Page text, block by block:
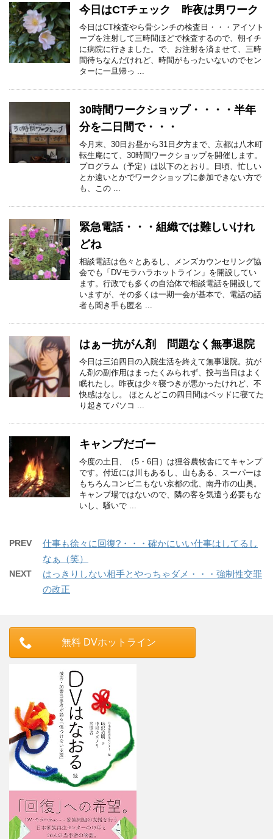
今日はCTチェック 昨夜は男ワーク
今日はCT検査やら骨シンチの検査日・・・アイソト
ープを注射して三時間ほどで検査するので、朝イチ
に病院に行きました。で、お注射を済ませて、三時
間待ちなんだけれど、時間がもったいないのでセン
ターに一旦帰っ ...
30時間ワークショップ・・・・半年
分を二日間で・・・
今月末、30日お昼から31日夕方まで、京都は八木町
転生庵にて、30時間ワークショップを開催します。
プログラム（予定）は以下のとおり。日頃、忙しい
とか遠いとかでワークショップに参加できない方で
も、この ...
緊急電話・・・組織では難しいけれ
どね
相談電話は色々とあるし、メンズカウンセリング協
会でも「DVモラハラホットライン」を開設してい
ます。行政でも多くの自治体で相談電話を開設して
いますが、その多くは一期一会が基本で、電話の話
者も聞き手も匿名 ...
はぁー抗がん剤 問題なく無事退院
今日は三泊四日の入院生活を終えて無事退院。抗が
ん剤の副作用はまったくみられず、投与当日はよく
眠れたし。昨夜は少々寝つきが悪かったけれど、不
快感はなし。 ほとんどこの四日間はベッドに寝てた
り起きてパソコ ...
キャンプだゴー
今度の土日、（5・6日）は狸谷農牧舎にてキャンプ
です。付近には川もあるし、山もある、スーパーは
もちろんコンビニもない京都の北、南丹市の山奥。
キャンプ場ではないので、隣の客を気遣う必要もな
いし、騒いで ...
PREV
仕事も徐々に回復?・・・確かにいい仕事はしてるし
なぁ（笑）
NEXT
はっきりしない相手とやっちゃダメ・・・強制性交罪
の改正
無料 DVホットライン